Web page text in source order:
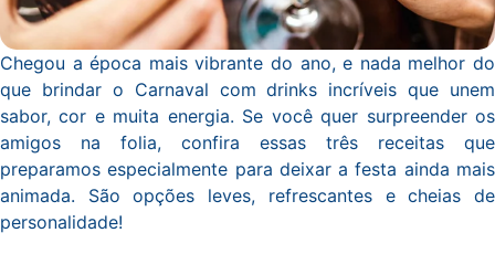
Chegou a época mais vibrante do ano, e nada melhor do
que brindar o Carnaval com drinks incríveis que unem
sabor, cor e muita energia. Se você quer surpreender os
amigos na folia, confira essas três receitas que
preparamos especialmente para deixar a festa ainda mais
animada. São opções leves, refrescantes e cheias de
personalidade!